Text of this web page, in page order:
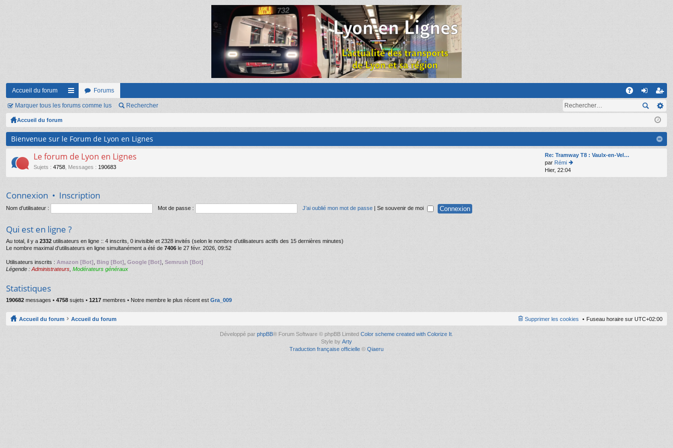
Accueil du forum
ac
ur
ci
s
Forums
on
on
ns
cri
pti
on
Marquer tous les forums comme lus Rechercher
Accueil du forum
Bienvenue sur le Forum de Lyon en Lignes
Le forum de Lyon en Lignes
Sujets : 4758 Messages : 190683
Re: Tramway T8 : Vaulx-en-Vel…
par Rémi
o
n
Hier, 22:04
Connexion • Inscription
Nom d’utilisateur : Mot de passe : J’ai oublié mon mot de passe | Se souvenir de moi
Qui est en ligne ?
Au total, il y a 2332 utilisateurs en ligne :: 4 inscrits, 0 invisible et 2328 invités (selon le nombre d’utilisateurs actifs des 15 dernières minutes)
Le nombre maximal d’utilisateurs en ligne simultanément a été de 7406 le 27 févr. 2026, 09:52
Utilisateurs inscrits : Amazon [Bot] Bing [Bot] Google [Bot] Semrush [Bot]
Légende : Administrateurs Modérateurs généraux
Statistiques
190682 messages • 4758 sujets • 1217 membres • Notre membre le plus récent est Gra_009
Accueil du forum Accueil du forum Fuseau horaire sur UTC+02:00
Supprimer les cookies
Développé par phpBB® Forum Software © phpBB Limited Color scheme created with Colorize It
Style by Arty
Traduction française officielle © Qiaeru